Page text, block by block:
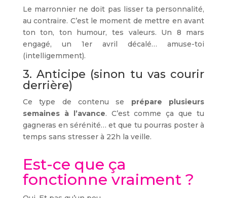
Le marronnier ne doit pas lisser ta personnalité,
au contraire. C’est le moment de mettre en avant
ton ton, ton humour, tes valeurs. Un 8 mars
engagé, un 1er avril décalé… amuse-toi
(intelligemment).
3. Anticipe (sinon tu vas courir
derrière)
Ce type de contenu se prépare plusieurs
semaines à l’avance. C’est comme ça que tu
gagneras en sérénité… et que tu pourras poster à
temps sans stresser à 22h la veille.
Est-ce que ça
fonctionne vraiment ?